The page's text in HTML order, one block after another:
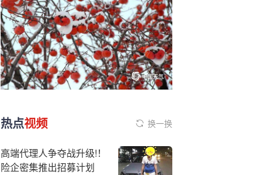
热点视频 换一换
高端代理人争夺战升级!！
险企密集推出招募计划